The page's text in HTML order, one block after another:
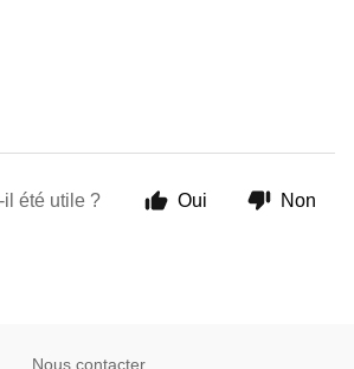
il été utile ? Oui Non
Nous contacter